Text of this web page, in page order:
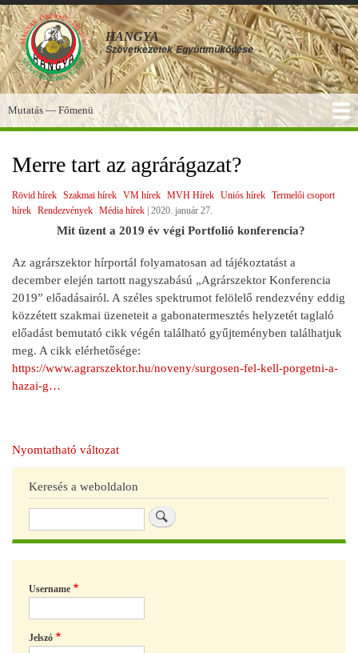
Ugrás
a
tartalomra
HANGYA
Szövetkezetek Együttműködése
Főmenü
Mutatás — Főmenü
Merre tart az agrárágazat?
Rövid hírek Szakmai hírek VM hírek MVH Hírek Uniós hírek Termelői csoport
hírek Rendezvények Média hírek 2020. január 27.
Mit üzent a 2019 év végi Portfolió konferencia?
Az agrárszektor hírportál folyamatosan ad tájékoztatást a
december elején tartott nagyszabású „Agrárszektor Konferencia
2019” előadásairól. A széles spektrumot felölelő rendezvény eddig
közzétett szakmai üzeneteit a gabonatermesztés helyzetét taglaló
előadást bemutató cikk végén található gyűjteményben találhatjuk
meg. A cikk elérhetősége:
https://www.agrarszektor.hu/noveny/surgosen-fel-kell-porgetni-a-
hazai-g…
Nyomtatható változat
Keresés a weboldalon
Username
Jelszó